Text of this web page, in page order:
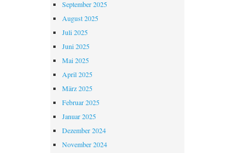
September 2025
August 2025
Juli 2025
Juni 2025
Mai 2025
April 2025
März 2025
Februar 2025
Januar 2025
Dezember 2024
November 2024